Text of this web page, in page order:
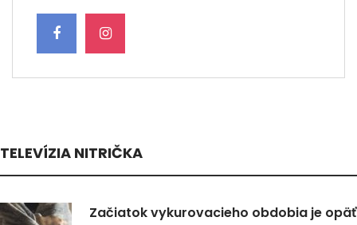
TELEVÍZIA NITRIČKA
Začiatok vykurovacieho obdobia je opäť